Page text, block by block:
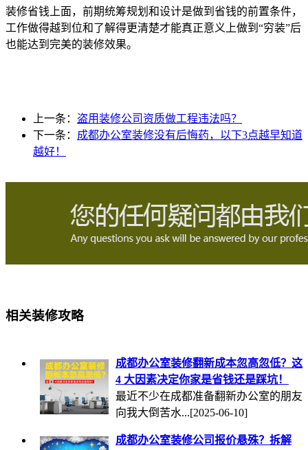
装修省钱上面，前期统筹规划和设计是做到省钱的前置条件，
工作做得越到位和了解得更清楚才能真正意义上做到“穷装”后
也能达到完美的装修效果。
上一条： 盗用装修公司资质做工程违法吗？
下一条： 成都办公室装修没有后悔药，以下3点越早知道
越好！
相关装修攻略
成都办公室装修翻新成本忽高忽低？这
4 大因素决定你家是省钱还是踩坑！
最近不少在成都准备翻新办公室的朋友
向我大倒苦水...[2025-06-10]
成都办公室装修公司报价悬殊？拆解